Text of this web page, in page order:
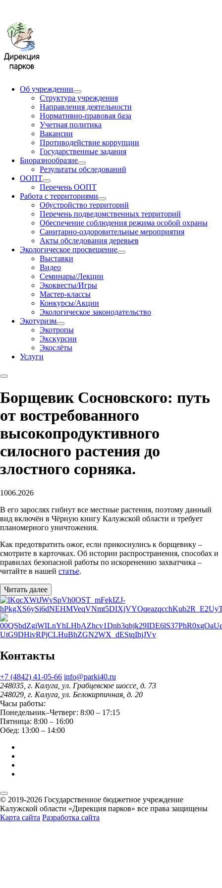
Об учреждении
Структура учреждения
Направления деятельности
Нормативно-правовая база
Учетная политика
Вакансии
Противодействие коррупции
Государственные задания
Биоразнообразие
Результаты обследований
ООПТ
Перечень ООПТ
Работа с территориями
Обустройство территорий
Перечень подведомственных территорий
Обеспечение соблюдения режима особой охраны
Санитарно-оздоровительные мероприятия
Акты обследования деревьев
Экологическое просвещение
Выставки
Видео
Семинары/Лекции
Экоквесты/Игры
Мастер-классы
Конкурсы/Акции
Экологическое законодательство
Экотуризм
Экотропы
Экскурсии
Экослёты
Услуги
Борщевик Сосновского: путь
от востребованного
высокопродуктивного
силосного растения до
злостного сорняка.
1006.2026
В его зарослях гибнут все местные растения, поэтому данный
вид включён в Чёрную книгу Калужской области и требует
планомерного уничтожения.
Как предотвратить ожог, если прикоснулись к борщевику –
смотрите в карточках. Об истории распространения, способах и
правилах безопасной работы по искоренению захватчика –
читайте в нашей статье.
Читать далее
Контакты
+7 (4842) 41-05-66 info@parki40.ru
248035, г. Калуга, ул. Грабцевское шоссе, д. 73
248029, г. Калуга, ул. Белокирпичная, д. 20
Часы работы:
Понедельник–Четверг: 8:00 – 17:15
Пятница: 8:00 – 16:00
Обед: 13:00 – 14:00
© 2019-2026 Государственное бюджетное учреждение
Калужской области «Дирекция парков» все права защищены
Карта сайта Разработка сайта